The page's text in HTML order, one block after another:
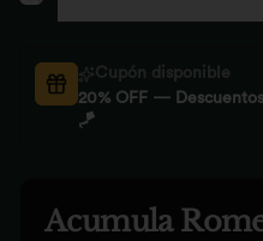
Cupón disponible
20% OFF —
🪁
Acumula